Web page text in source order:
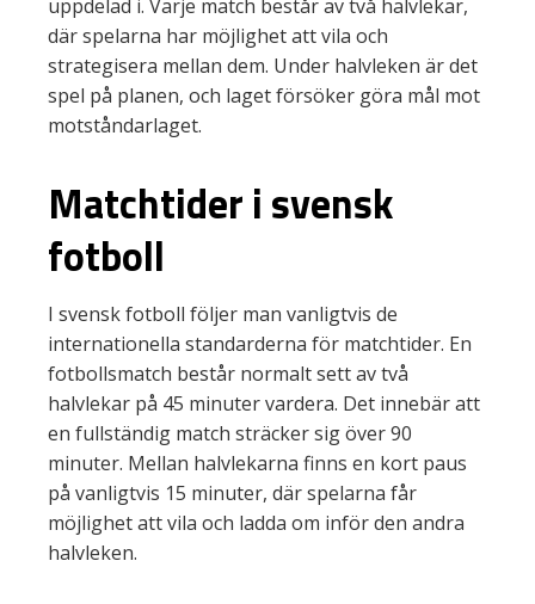
uppdelad i. Varje match består av två halvlekar,
där spelarna har möjlighet att vila och
strategisera mellan dem. Under halvleken är det
spel på planen, och laget försöker göra mål mot
motståndarlaget.
Matchtider i svensk
fotboll
I svensk fotboll följer man vanligtvis de
internationella standarderna för matchtider. En
fotbollsmatch består normalt sett av två
halvlekar på 45 minuter vardera. Det innebär att
en fullständig match sträcker sig över 90
minuter. Mellan halvlekarna finns en kort paus
på vanligtvis 15 minuter, där spelarna får
möjlighet att vila och ladda om inför den andra
halvleken.